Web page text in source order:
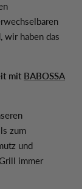
wir haben das
mit BABOSSA
zum
und
immer